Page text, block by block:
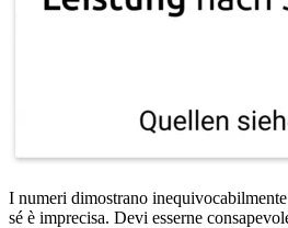
I numeri dimostrano
sé è imprecisa. Devi esserne